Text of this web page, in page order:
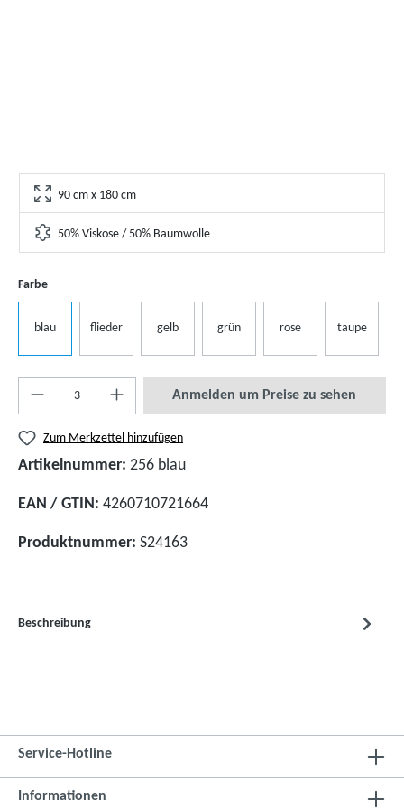
90 cm x 180 cm
50% Viskose / 50% Baumwolle
Farbe
blau flieder gelb grün rose taupe
Anmelden um Preise zu sehen
Zum Merkzettel hinzufügen
Artikelnummer: 256 blau
EAN / GTIN: 4260710721664
Produktnummer: S24163
Beschreibung
Service-Hotline
Informationen